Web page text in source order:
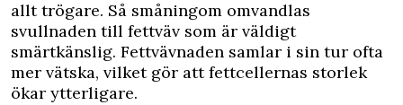
allt trögare. Så småningom omvandlas
svullnaden till fettväv som är väldigt
smärtkänslig. Fettvävnaden samlar i sin tur ofta
mer vätska, vilket gör att fettcellernas storlek
ökar ytterligare.